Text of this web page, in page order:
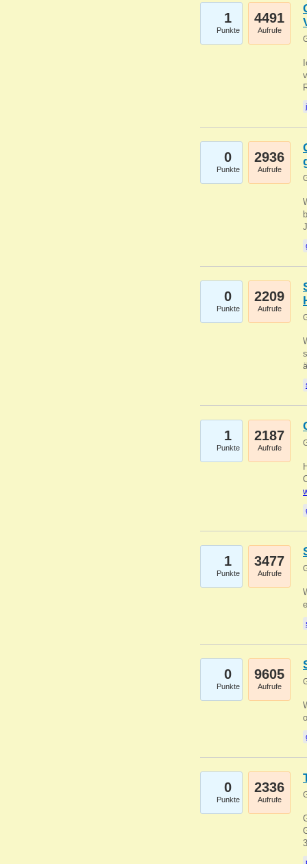
1
Punkte
4491
Aufrufe
0
Punkte
2936
Aufrufe
0
Punkte
2209
Aufrufe
1
Punkte
2187
Aufrufe
1
Punkte
3477
Aufrufe
0
Punkte
9605
Aufrufe
0
Punkte
2336
Aufrufe